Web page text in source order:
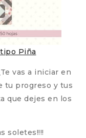
Piña
vas a iniciar en
tu progreso y tus
que dejes en los
soletes!!!!